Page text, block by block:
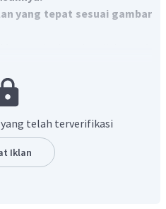
yang tepat sesuai gambar
kaya dan miskin.
kaya atau miskin
kepemilikan harta, rumah,
dan kebiasaan
sehari-hari.
yang telah terverifikasi
Iklan